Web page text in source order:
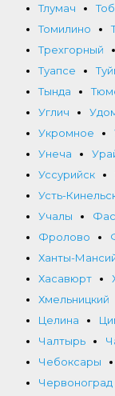
Тлумач
Томилино
Трехгорный
Туапсе
Тында
Углич
Укромное
Унеча
Уссурийск
Усть-
Учалы
Фролово
Ханты-
Хасавюрт
Хмельницкий
Целина
Чалтырь
Чебоксары
Червоноград